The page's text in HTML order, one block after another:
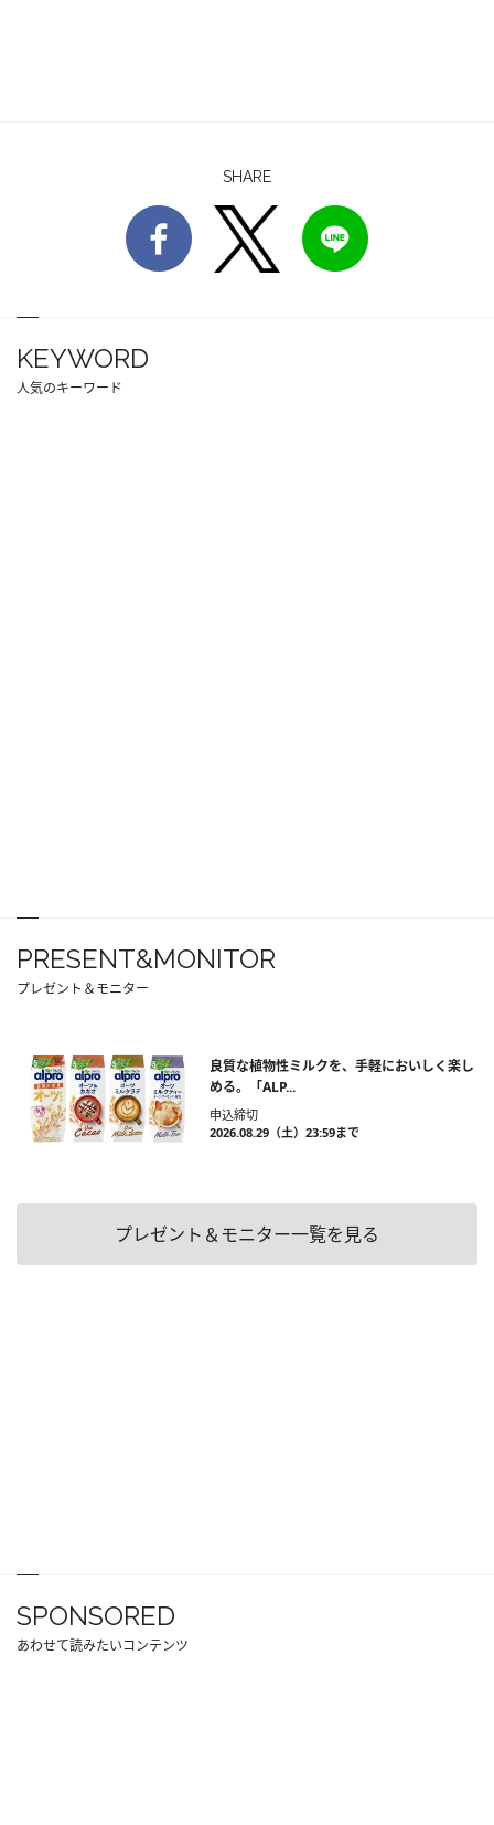
SHARE
KEYWORD
人気のキーワード
PRESENT&MONITOR
プレゼント＆モニター
良質な植物性ミルクを、手軽においしく楽し
める。「ALP...
申込締切
2026.08.29（土）23:59まで
プレゼント＆モニター一覧を見る
SPONSORED
あわせて読みたいコンテンツ